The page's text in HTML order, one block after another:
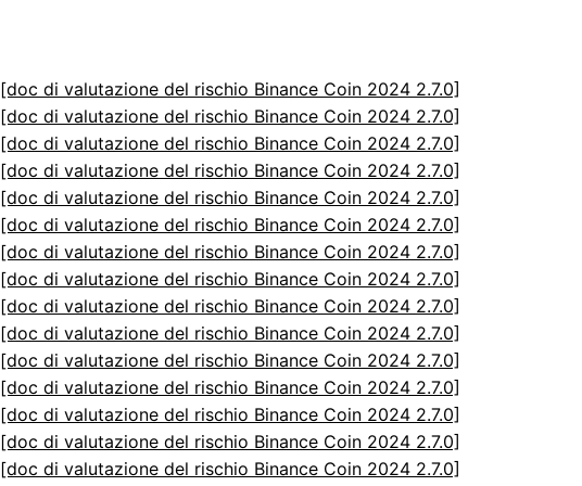
[doc di valutazione del rischio Binance Coin 2024 2.7.0]
[doc di valutazione del rischio Binance Coin 2024 2.7.0]
[doc di valutazione del rischio Binance Coin 2024 2.7.0]
[doc di valutazione del rischio Binance Coin 2024 2.7.0]
[doc di valutazione del rischio Binance Coin 2024 2.7.0]
[doc di valutazione del rischio Binance Coin 2024 2.7.0]
[doc di valutazione del rischio Binance Coin 2024 2.7.0]
[doc di valutazione del rischio Binance Coin 2024 2.7.0]
[doc di valutazione del rischio Binance Coin 2024 2.7.0]
[doc di valutazione del rischio Binance Coin 2024 2.7.0]
[doc di valutazione del rischio Binance Coin 2024 2.7.0]
[doc di valutazione del rischio Binance Coin 2024 2.7.0]
[doc di valutazione del rischio Binance Coin 2024 2.7.0]
[doc di valutazione del rischio Binance Coin 2024 2.7.0]
[doc di valutazione del rischio Binance Coin 2024 2.7.0]